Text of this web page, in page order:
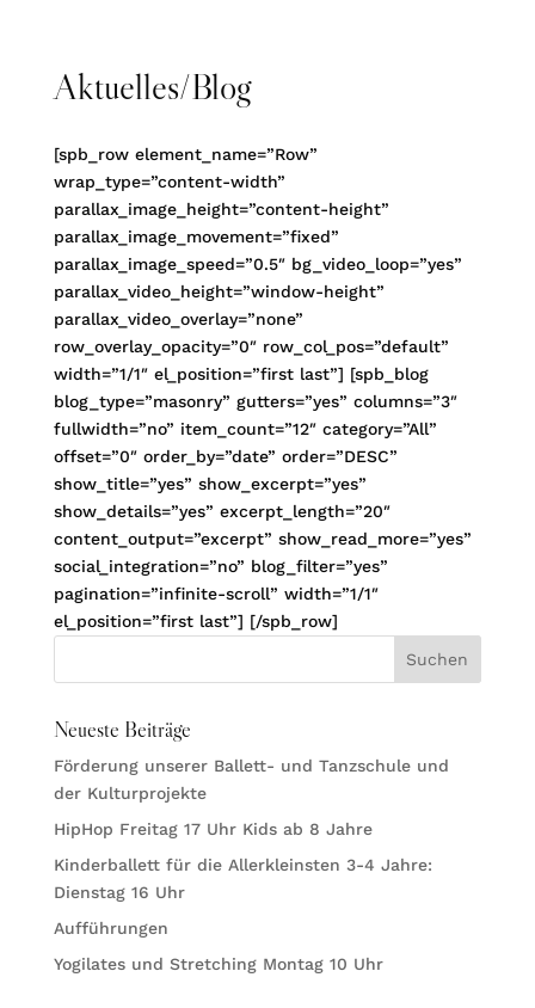
Aktuelles/Blog
[spb_row element_name=”Row”
wrap_type=”content-width”
parallax_image_height=”content-height”
parallax_image_movement=”fixed”
parallax_image_speed=”0.5″ bg_video_loop=”yes”
parallax_video_height=”window-height”
parallax_video_overlay=”none”
row_overlay_opacity=”0″ row_col_pos=”default”
width=”1/1″ el_position=”first last”] [spb_blog
blog_type=”masonry” gutters=”yes” columns=”3″
fullwidth=”no” item_count=”12″ category=”All”
offset=”0″ order_by=”date” order=”DESC”
show_title=”yes” show_excerpt=”yes”
show_details=”yes” excerpt_length=”20″
content_output=”excerpt” show_read_more=”yes”
social_integration=”no” blog_filter=”yes”
pagination=”infinite-scroll” width=”1/1″
el_position=”first last”] [/spb_row]
Neueste Beiträge
Förderung unserer Ballett- und Tanzschule und
der Kulturprojekte
HipHop Freitag 17 Uhr Kids ab 8 Jahre
Kinderballett für die Allerkleinsten 3-4 Jahre:
Dienstag 16 Uhr
Aufführungen
Yogilates und Stretching Montag 10 Uhr